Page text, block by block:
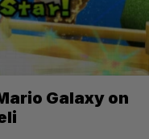
Galaxy on